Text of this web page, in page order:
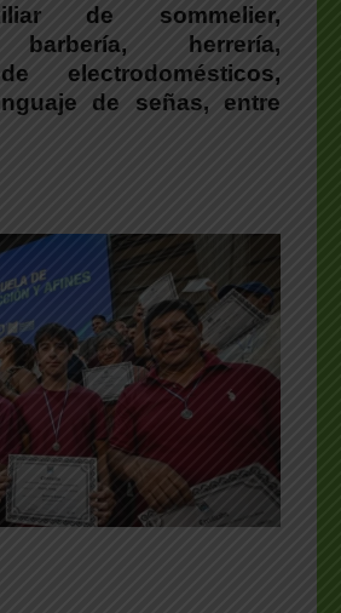
de sommelier,
barbería, herrería,
electrodomésticos,
de señas, entre